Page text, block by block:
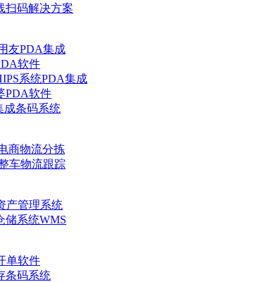
扫码解决方案
友PDA集成
软件
系统PDA集成
PDA软件
成条码系统
商物流分拣
车物流跟踪
产管理系统
储系统WMS
单软件
条码系统